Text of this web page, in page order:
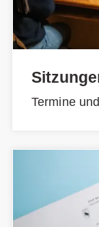
Termine